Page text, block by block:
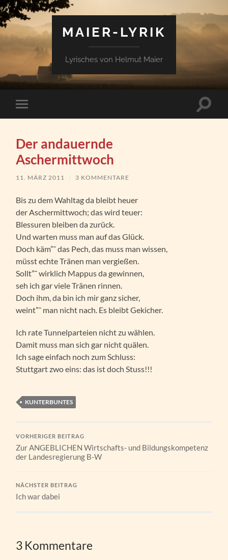
MAIER-LYRIK
Lyrisches von Helmut Maier
Mobile-
Menü
Der andauernde
Aschermittwoch
11. MÄRZ 2011 / 3 KOMMENTARE
Bis zu dem Wahltag da bleibt heuer
der Aschermittwoch; das wird teuer:
Blessuren bleiben da zurück.
Und warten muss man auf das Glück.
Doch käm”˜ das Pech, das muss man wissen,
müsst echte Tränen man vergießen.
Sollt”˜ wirklich Mappus da gewinnen,
seh ich gar viele Tränen rinnen.
Doch ihm, da bin ich mir ganz sicher,
weint”˜ man nicht nach. Es bleibt Gekicher.
Ich rate Tunnelparteien nicht zu wählen.
Damit muss man sich gar nicht quälen.
Ich sage einfach noch zum Schluss:
Stuttgart zwo eins: das ist doch Stuss!!!
KUNTERBUNTES
VORHERIGER BEITRAG
Zur ANGEBLICHEN Wirtschafts- und Bildungskompetenz
der Landesregierung B-W
NÄCHSTER BEITRAG
Ich war dabei
3 Kommentare